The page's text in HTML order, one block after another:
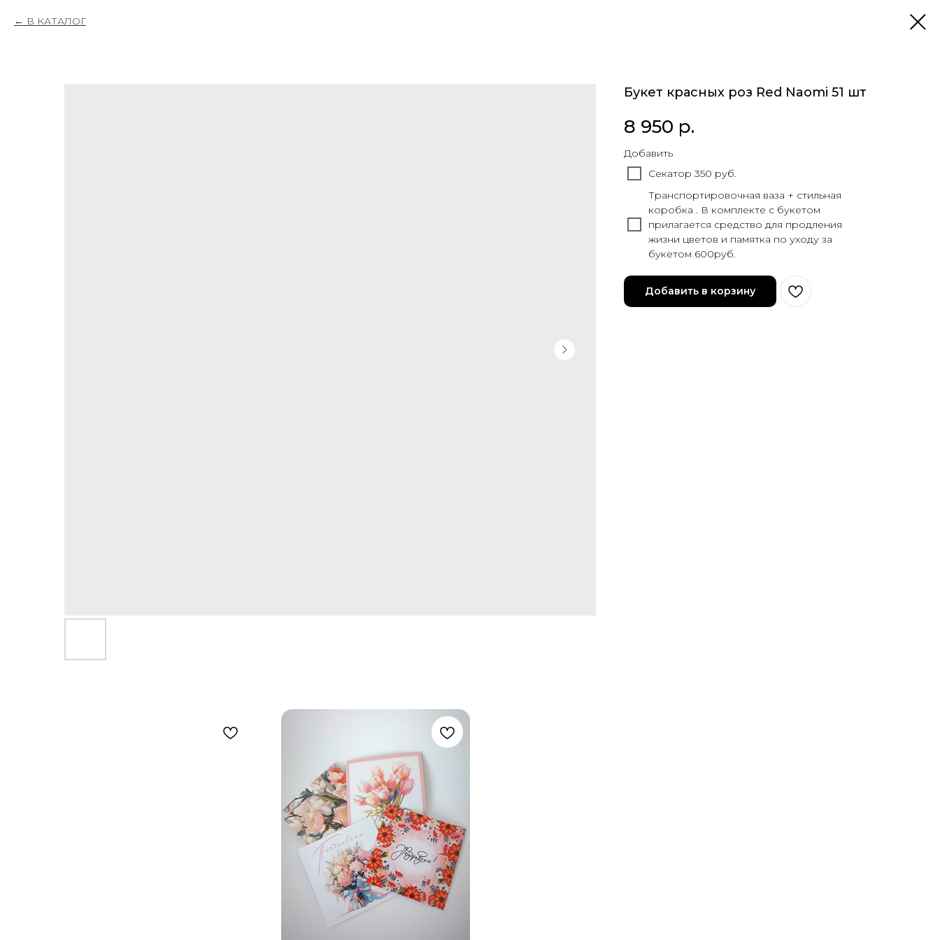
В КАТАЛОГ
Букет красных роз Red Naomi 51 шт
8 950 р.
Добавить
Секатор 350 руб.
Транспортировочная ваза + стильная
коробка . В комплекте с букетом
прилагается средство для продления
жизни цветов и памятка по уходу за
букетом 600руб.
Добавить в корзину